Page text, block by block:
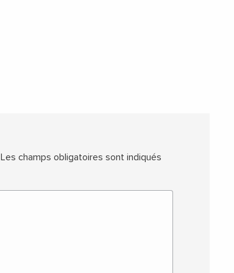
Les champs obligatoires sont indiqués